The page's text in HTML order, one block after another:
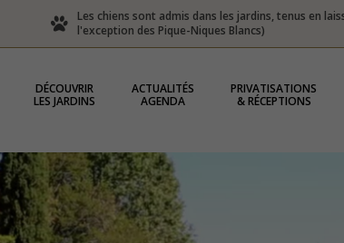
Les chiens sont admis dans les jardins, tenus en
l'exception des Pique-Niques Blancs)
DÉCOUVRIR
LES JARDINS
ACTUALITÉS
AGENDA
PRIVATISATIONS
& RÉCEPTIONS